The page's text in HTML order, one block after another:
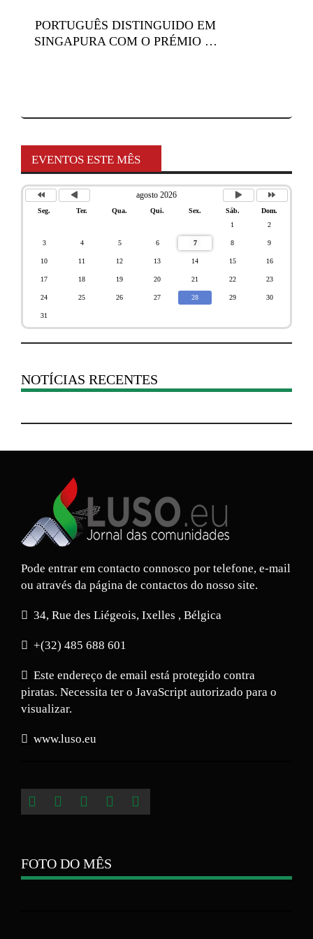
PORTUGUÊS DISTINGUIDO EM
SINGAPURA COM O PRÉMIO …
EVENTOS ESTE MÊS
agosto 2026
Seg. Ter. Qua. Qui. Sex. Sáb.
Dom.
1
2
3 4 5 6 7 8 9
10 11 12 13 14 15 16
17 18 19 20 21 22 23
24 25 26 27 28 29 30
31
NOTÍCIAS RECENTES
Pode entrar em contacto connosco por telefone, e-mail
ou através da página de contactos do nosso site.
34, Rue des Liégeois, Ixelles , Bélgica
+(32) 485 688 601
Este endereço de email está protegido contra
piratas. Necessita ter o JavaScript autorizado para o
visualizar.
www.luso.eu
FOTO DO MÊS